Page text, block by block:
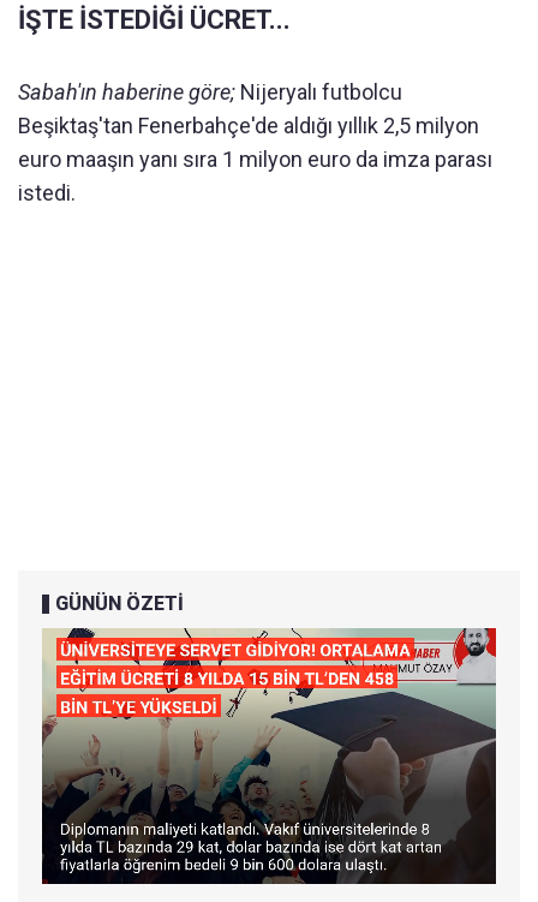
İŞTE İSTEDİĞİ ÜCRET...
Sabah'ın haberine göre; Nijeryalı futbolcu
Beşiktaş'tan Fenerbahçe'de aldığı yıllık 2,5 milyon
euro maaşın yanı sıra 1 milyon euro da imza parası
istedi.
GÜNÜN ÖZETİ